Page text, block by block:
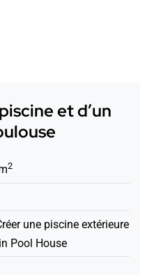
et d’un
2
une piscine extérieure
Pool House